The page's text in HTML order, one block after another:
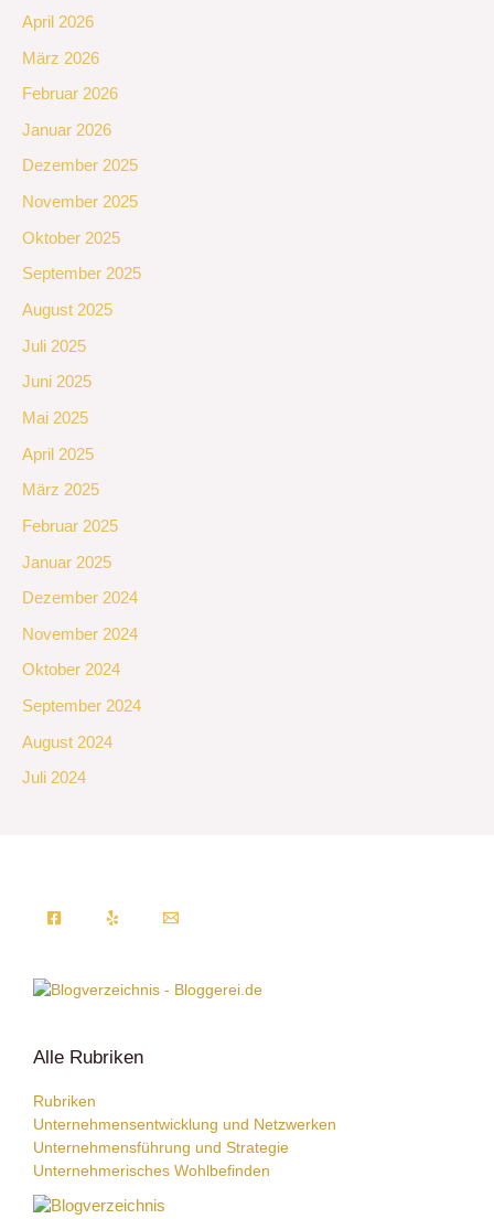
April 2026
März 2026
Februar 2026
Januar 2026
Dezember 2025
November 2025
Oktober 2025
September 2025
August 2025
Juli 2025
Juni 2025
Mai 2025
April 2025
März 2025
Februar 2025
Januar 2025
Dezember 2024
November 2024
Oktober 2024
September 2024
August 2024
Juli 2024
Alle Rubriken
Rubriken
Unternehmensentwicklung und Netzwerken
Unternehmensführung und Strategie
Unternehmerisches Wohlbefinden